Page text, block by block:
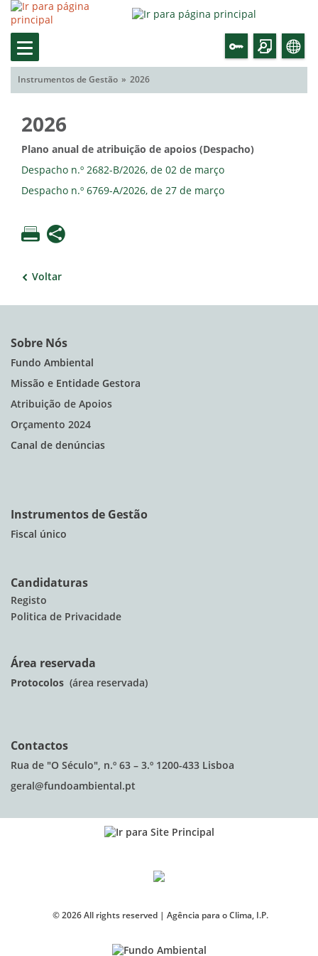
Instrumentos de Gestão 2026
2026
Plano anual de atribuição de apoios (Despacho)
Despacho n.º 2682-B/2026, de 02 de março
Despacho n.º 6769-A/2026, de 27 de março
Voltar
Sobre Nós
Fundo Ambiental
Missão e Entidade Gestora
Atribuição de Apoios
Orçamento 2024
Canal de denúncias
Instrumentos de Gestão
Fiscal único
Candidaturas
Registo
Politica de Privacidade
Área reservada
Protocolos (área reservada)
Contactos
Rua de "O Século", n.º 63 – 3.º 1200-433 Lisboa
geral@fundoambiental.pt
© 2026All rights reserved | Agência para o Clima, I.P.